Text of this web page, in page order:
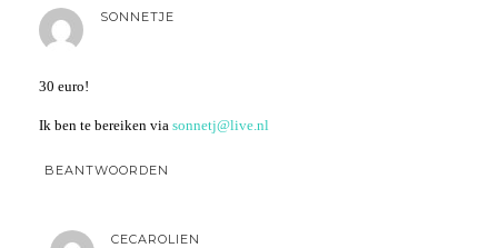
SONNETJE
30 euro!
Ik ben te bereiken via sonnetj@live.nl
BEANTWOORDEN
CECAROLIEN